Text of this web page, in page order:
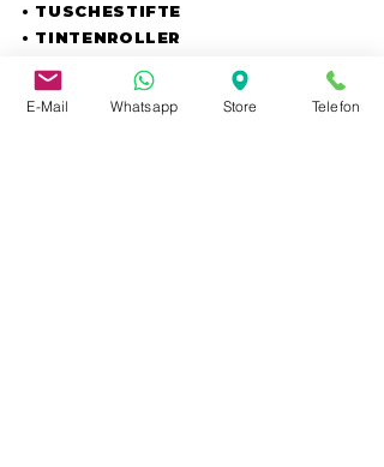
• TUSCHESTIFTE
• TINTENROLLER
PORZELLANMALSTIFTE
• WACHSMALKREIDE
E-Mail Whatsapp Store Telefon